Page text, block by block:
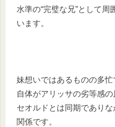
水準の“完璧な兄”として
います。
妹想いではあるものの多
自体がアリッサの劣等感の
セオルドとは同期であり
関係です。